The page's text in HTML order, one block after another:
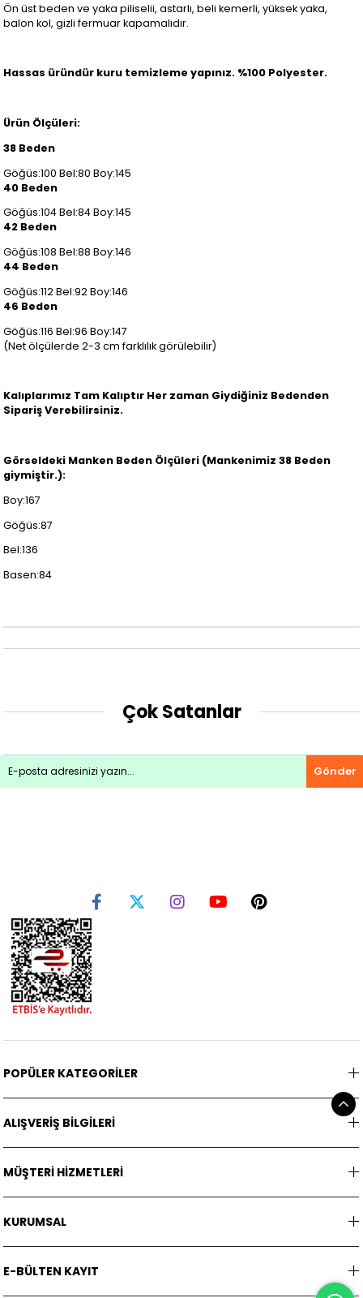
Ön üst beden ve yaka piliselii, astarlı, beli kemerli, yüksek yaka,
balon kol, gizli fermuar kapamalıdır.
Hassas üründür kuru temizleme yapınız. %100 Polyester.
Ürün Ölçüleri:
38 Beden
Göğüs:100 Bel:80 Boy:145
40 Beden
Göğüs:104 Bel:84 Boy:145
42 Beden
Göğüs:108 Bel:88 Boy:146
44 Beden
Göğüs:112 Bel:92 Boy:146
46 Beden
Göğüs:116 Bel:96 Boy:147
(Net ölçülerde 2-3 cm farklılık görülebilir)
Kalıplarımız Tam Kalıptır Her zaman Giydiğiniz Bedenden
Sipariş Verebilirsiniz.
Görseldeki Manken Beden Ölçüleri (Mankenimiz 38 Beden
giymiştir.):
Boy:167
Göğüs:87
Bel:136
Basen:84
Çok Satanlar
Gönder
POPÜLER KATEGORİLER
ALIŞVERİŞ BİLGİLERİ
MÜŞTERİ HİZMETLERİ
KURUMSAL
E-BÜLTEN KAYIT